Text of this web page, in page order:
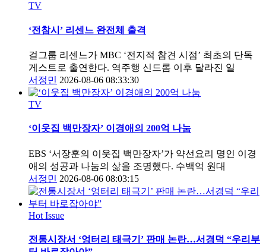
TV
‘전참시’ 리센느 완전체 출격
걸그룹 리센느가 MBC ‘전지적 참견 시점’ 최초의 단독
게스트로 출연한다. 역주행 신드롬 이후 달라진 일
서정민 2026-08-06 08:33:30
TV
‘이웃집 백만장자’ 이경애의 200억 나눔
EBS ‘서장훈의 이웃집 백만장자’가 약선요리 명인 이경
애의 성공과 나눔의 삶을 조명했다. 수백억 원대
서정민 2026-08-06 08:03:15
Hot Issue
전통시장서 ‘엉터리 태극기’ 판매 논란…서경덕 “우리부